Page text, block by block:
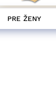
PRE ŽENY